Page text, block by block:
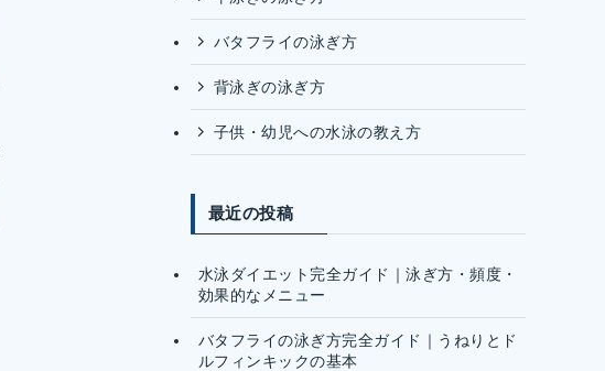
バタフライの泳ぎ方
背泳ぎの泳ぎ方
子供・幼児への水泳の教え方
最近の投稿
水泳ダイエット完全ガイド｜泳ぎ方・頻度・
効果的なメニュー
バタフライの泳ぎ方完全ガイド｜うねりとド
ルフィンキックの基本